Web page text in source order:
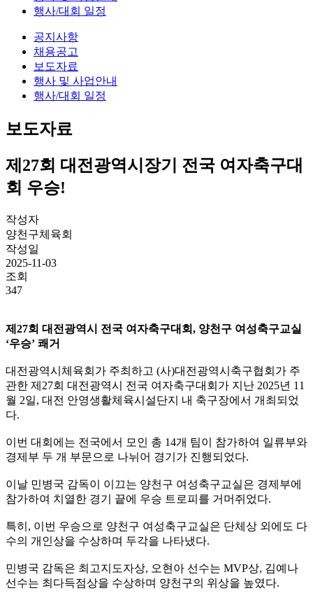
행사/대회 일정
공지사항
채용공고
보도자료
행사 및 사업안내
행사/대회 일정
보도자료
제27회 대전광역시장기 전국 여자축구대
회 우승!
작성자
양천구체육회
작성일
2025-11-03
조회
347
제27회 대전광역시 전국 여자축구대회, 양천구 여성축구교실
‘우승’ 쾌거
대전광역시체육회가 주최하고 (사)대전광역시축구협회가 주
관한 제27회 대전광역시 전국 여자축구대회가 지난 2025년 11
월 2일, 대전 안영생활체육시설단지 내 축구장에서 개최되었
다.
이번 대회에는 전국에서 모인 총 14개 팀이 참가하여 일류부와
경제부 두 개 부문으로 나뉘어 경기가 진행되었다.
이날 민병국 감독이 이끄는 양천구 여성축구교실은 경제부에
참가하여 치열한 경기 끝에 우승 트로피를 거머쥐었다.
특히, 이번 우승으로 양천구 여성축구교실은 단체상 외에도 다
수의 개인상을 수상하며 두각을 나타냈다.
민병국 감독은 최고지도자상, 오현아 선수는 MVP상, 김예나
선수는 최다득점상을 수상하며 양천구의 위상을 높였다.